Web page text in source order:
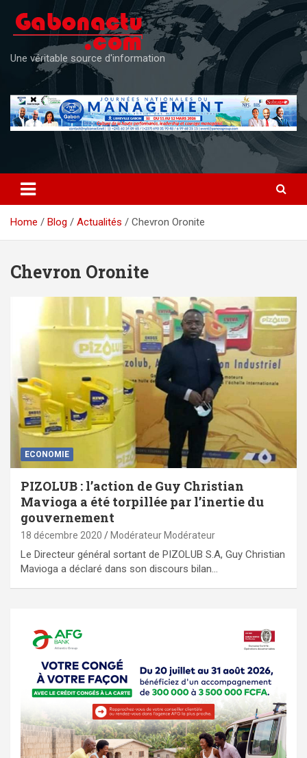
content
Une véritable source d'information
Home Blog Actualités Chevron Oronite
Chevron Oronite
ECONOMIE
PIZOLUB : l’action de Guy Christian
Mavioga a été torpillée par l’inertie du
gouvernement
18 décembre 2020 Modérateur Modérateur
Le Directeur général sortant de PIZOLUB S.A, Guy Christian
Mavioga a déclaré dans son discours bilan…